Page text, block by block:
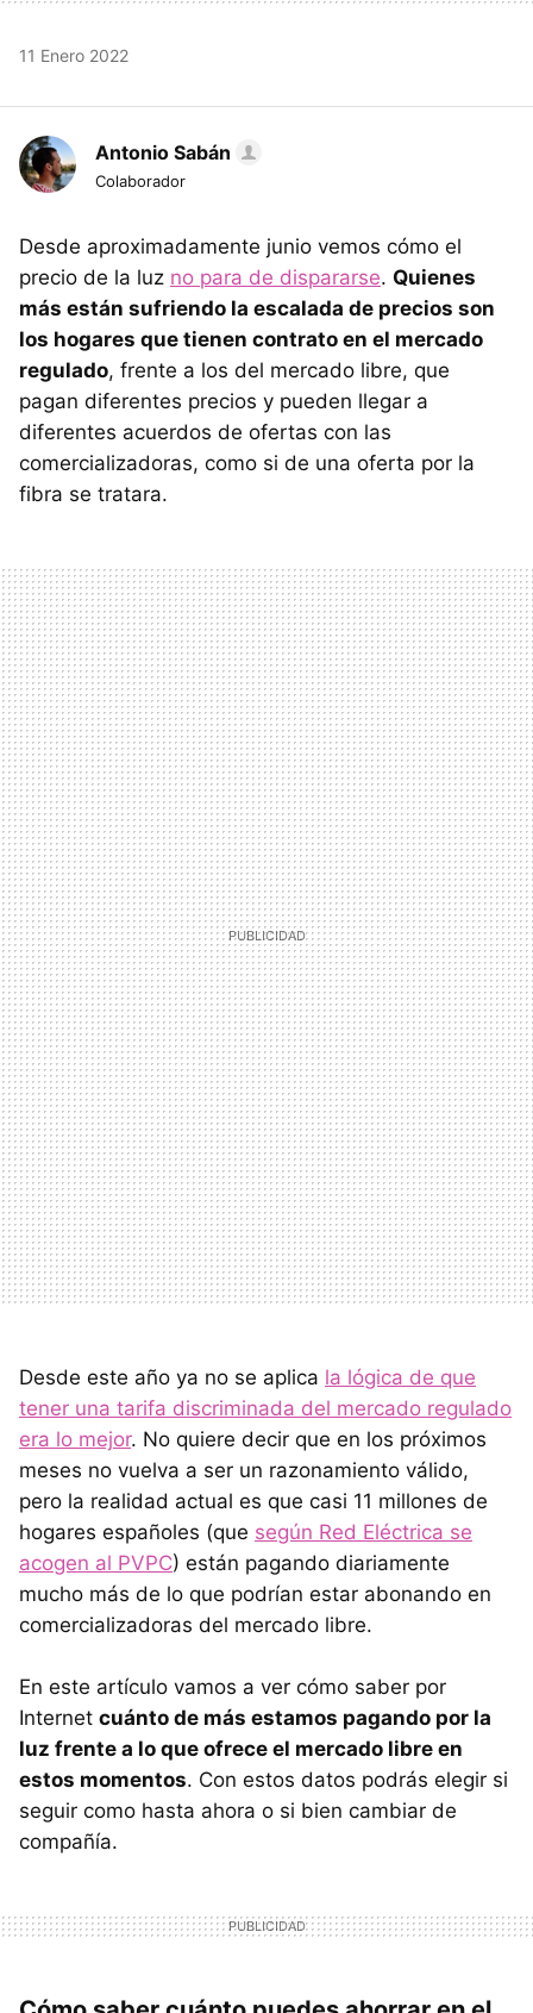
11 Enero 2022
Antonio Sabán
Colaborador
Desde aproximadamente junio vemos cómo el
precio de la luz no para de dispararse. Quienes
más están sufriendo la escalada de precios son
los hogares que tienen contrato en el mercado
regulado, frente a los del mercado libre, que
pagan diferentes precios y pueden llegar a
diferentes acuerdos de ofertas con las
comercializadoras, como si de una oferta por la
fibra se tratara.
Desde este año ya no se aplica la lógica de que
tener una tarifa discriminada del mercado regulado
era lo mejor. No quiere decir que en los próximos
meses no vuelva a ser un razonamiento válido,
pero la realidad actual es que casi 11 millones de
hogares españoles (que según Red Eléctrica se
acogen al PVPC) están pagando diariamente
mucho más de lo que podrían estar abonando en
comercializadoras del mercado libre.
En este artículo vamos a ver cómo saber por
Internet cuánto de más estamos pagando por la
luz frente a lo que ofrece el mercado libre en
estos momentos. Con estos datos podrás elegir si
seguir como hasta ahora o si bien cambiar de
compañía.